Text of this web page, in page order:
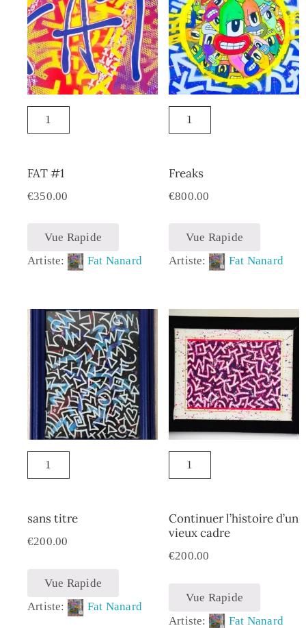
FAT #1
€350.00
Vue Rapide
Artiste:
Fat Nanard
Freaks
€800.00
Vue Rapide
Artiste:
Fat Nanard
sans titre
€200.00
Vue Rapide
Artiste:
Fat Nanard
Continuer l’histoire d’un
vieux cadre
€200.00
Vue Rapide
Artiste:
Fat Nanard